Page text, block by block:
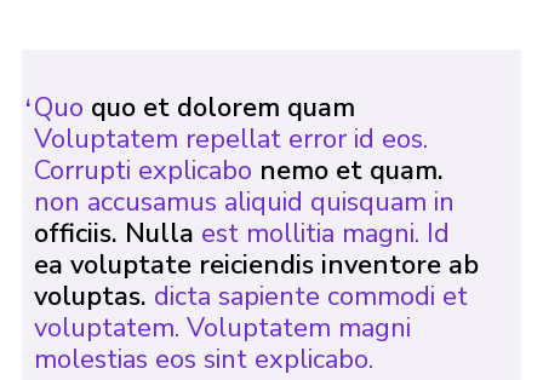
Quo quo et dolorem quam
Voluptatem repellat error id eos.
Corrupti explicabo nemo et quam.
non accusamus aliquid quisquam in
officiis. Nulla est mollitia magni. Id
ea voluptate reiciendis inventore ab
voluptas. dicta sapiente commodi et
voluptatem. Voluptatem magni
molestias eos sint explicabo.